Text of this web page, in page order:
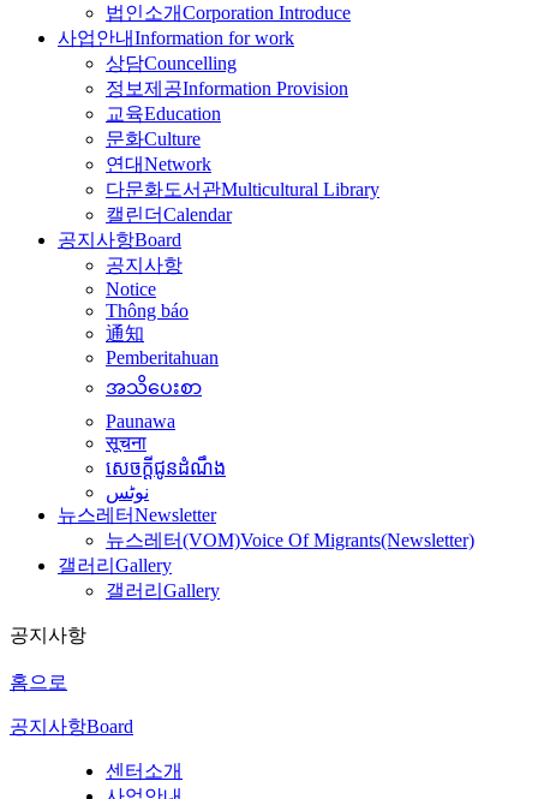
법인소개Corporation Introduce
사업안내Information for work
상담Councelling
정보제공Information Provision
교육Education
문화Culture
연대Network
다문화도서관Multicultural Library
캘린더Calendar
공지사항Board
공지사항
Notice
Thông báo
通知
Pemberitahuan
အသိပေးစာ
Paunawa
सूचना
សេចក្តីជូនដំណឹង
نوٹس
뉴스레터Newsletter
뉴스레터(VOM)Voice Of Migrants(Newsletter)
갤러리 Gallery
갤러리 Gallery
공지사항
홈으로
공지사항Board
센터소개